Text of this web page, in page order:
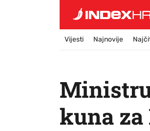
Vijesti Najnovije
kuna za